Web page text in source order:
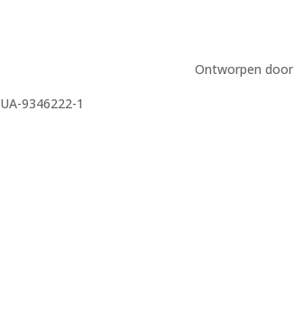
Ontworpen door
UA-9346222-1